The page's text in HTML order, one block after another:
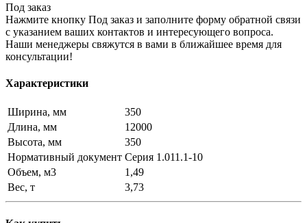
Под заказ
Нажмите кнопку Под заказ и заполните форму обратной связи
с указанием ваших контактов и интересующего вопроса.
Наши менеджеры свяжутся в вами в ближайшее время для
консультации!
Характеристики
Ширина, мм
350
Длина, мм
12000
Высота, мм
350
Нормативный документ Серия 1.011.1-10
Объем, м3
1,49
Вес, т
3,73